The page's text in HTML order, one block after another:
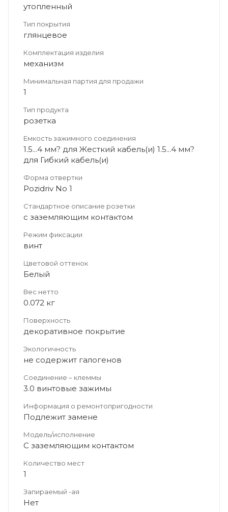
утопленный
Тип покрытия
глянцевое
Комплектация изделия
механизм
Минимальная партия для продажи
1
Тип продукта
розетка
Емкость зажимного соединения
1.5...4 мм? для Жесткий кабель(и) 1.5...4 мм?
для Гибкий кабель(и)
Форма отвертки
Pozidriv No 1
Стандартное описание розетки
с заземляющим контактом
Режим фиксации
винт
Цветовой оттенок
Белый
Вес нетто
0.072 кг
Поверхность
декоративное покрытие
Экологичность
не содержит галогенов
Соединение – клеммы
3.0 винтовые зажимы
Информация о ремонтопригодности
Подлежит замене
Модель/исполнение
С заземляющим контактом
Количество мест
1
Запираемый -ая
Нет